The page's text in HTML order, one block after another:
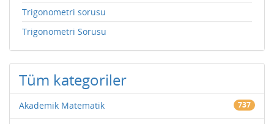
Trigonometri sorusu
Trigonometri Sorusu
Tüm kategoriler
Akademik Matematik 737